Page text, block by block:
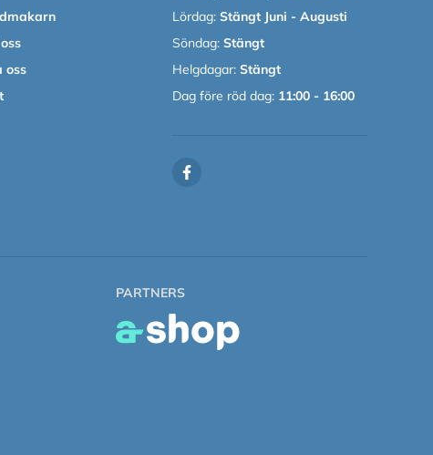
oss
Lördag:Stängt Juni - Augusti
Söndag:Stängt
Helgdagar:Stängt
Dag före röd dag:11:00 - 16:00
PARTNERS